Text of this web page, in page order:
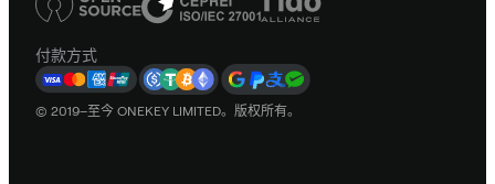
付款方式
© 2019–至今 ONEKEY LIMITED。版权所有。